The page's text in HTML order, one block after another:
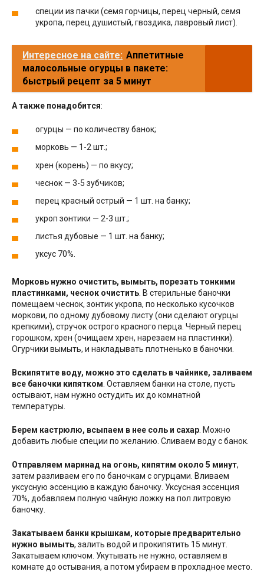
специи из пачки (семя горчицы, перец черный, семя
укропа, перец душистый, гвоздика, лавровый лист).
Интересное на сайте: Аппетитные
малосольные огурцы в пакете:
быстрый рецепт за 5 минут
А также понадобится:
огурцы — по количеству банок;
морковь — 1-2 шт.;
хрен (корень) — по вкусу;
чеснок — 3-5 зубчиков;
перец красный острый — 1 шт. на банку;
укроп зонтики — 2-3 шт.;
листья дубовые — 1 шт. на банку;
уксус 70%.
Морковь нужно очистить, вымыть, порезать тонкими
пластинками, чеснок очистить. В стерильные баночки
помещаем чеснок, зонтик укропа, по несколько кусочков
моркови, по одному дубовому листу (они сделают огурцы
крепкими), стручок острого красного перца. Черный перец
горошком, хрен (очищаем хрен, нарезаем на пластинки).
Огурчики вымыть, и накладывать плотненько в баночки.
Вскипятите воду, можно это сделать в чайнике, заливаем
все баночки кипятком. Оставляем банки на столе, пусть
остывают, нам нужно остудить их до комнатной
температуры.
Берем кастрюлю, всыпаем в нее соль и сахар. Можно
добавить любые специи по желанию. Сливаем воду с банок.
Отправляем маринад на огонь, кипятим около 5 минут,
затем разливаем его по баночкам с огурцами. Вливаем
уксусную эссенцию в каждую баночку. Уксусная эссенция
70%, добавляем полную чайную ложку на пол литровую
баночку.
Закатываем банки крышкам, которые предварительно
нужно вымыть, залить водой и прокипятить 15 минут.
Закатываем ключом. Укутывать не нужно, оставляем в
комнате до остывания, а потом убираем в прохладное место.